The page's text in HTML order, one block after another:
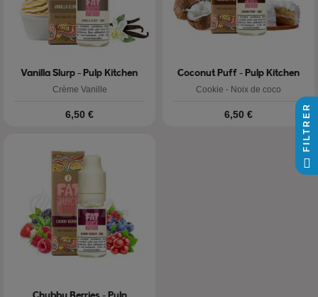
Vanilla Slurp - Pulp Kitchen
Crème Vanille
Prix
6,50 €
Coconut Puff - Pulp Kitchen
Cookie - Noix de coco
Prix
6,50 € FILTRER